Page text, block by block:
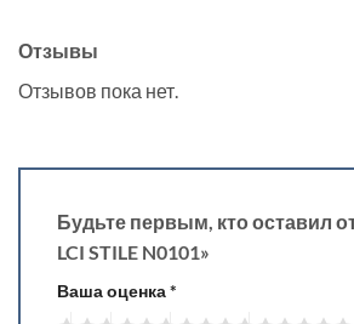
Отзывы
Отзывов пока нет.
Будьте первым, кто оставил
LCI STILE N0101»
Ваша оценка*